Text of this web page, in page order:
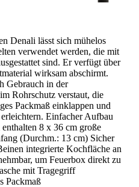
Denali lässt sich mühelos
verwendet werden, die mit
sind. Er verfügt über
wirksam abschirmt.
Gebrauch in der
Rohrschutz verstaut, die
Packmaß einklappen und
Einfacher Aufbau
8 x 36 cm große
(Durchm.: 13 cm) Sicher
integrierte Kochfläche an
um Feuerbox direkt zu
mit Tragegriff
Packmaß